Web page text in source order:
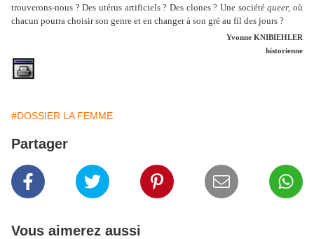
trouverons-nous ? Des utérus artificiels ? Des clones ? Une sociétéqueer, où
chacun pourra choisir son genre et en changer à son gré au fil des jours ?
Yvonne KNIBIEHLER
historienne
#DOSSIER LA FEMME
Partager
Vous aimerez aussi